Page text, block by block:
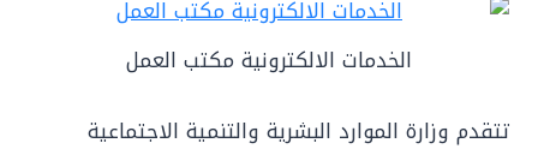
الخدمات الالكترونية مكتب العمل
تتقدم وزارة الموارد البشرية والتنمية الاجتماعية